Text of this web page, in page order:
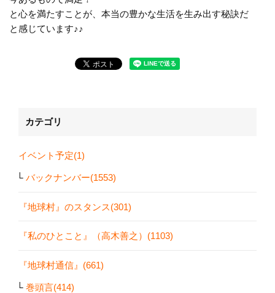
と心を満たすことが、本当の豊かな生活を生み出す秘訣だ
と感じています♪♪
カテゴリ
イベント予定(1)
バックナンバー(1553)
『地球村』のスタンス(301)
『私のひとこと』（高木善之）(1103)
『地球村通信』(661)
巻頭言(414)